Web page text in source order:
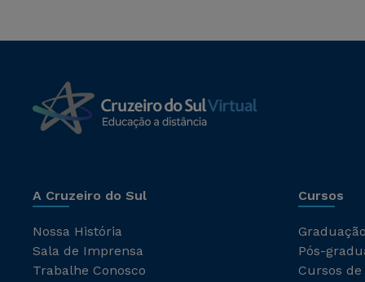
A Cruzeiro do Sul
Nossa História
Sala de Imprensa
Trabalhe Conosco
Cursos
Graduação
Pós-
Cursos